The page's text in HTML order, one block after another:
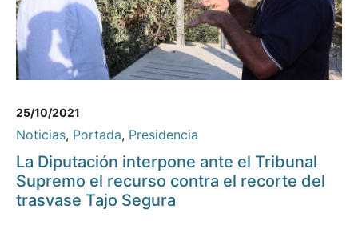
25/10/2021
Noticias, Portada, Presidencia
La Diputación interpone ante el Tribunal
Supremo el recurso contra el recorte del
trasvase Tajo Segura